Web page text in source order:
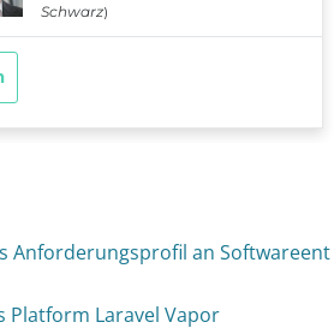
Anforderungsprofil an Softwareent
Platform Laravel Vapor